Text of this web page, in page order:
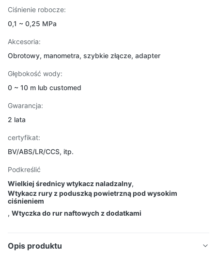
Ciśnienie robocze:
0,1 ~ 0,25 MPa
Akcesoria:
Obrotowy, manometra, szybkie złącze, adapter
Głębokość wody:
0 ~ 10 m lub customed
Gwarancja:
2 lata
certyfikat:
BV/ABS/LR/CCS, itp.
Podkreślić
Wielkiej średnicy wtykacz naladzalny,
Wtykacz rury z poduszką powietrzną pod wysokim
ciśnieniem
, Wtyczka do rur naftowych z dodatkami
Opis produktu